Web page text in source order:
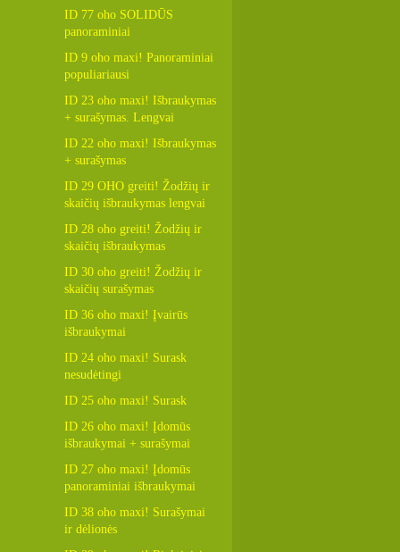
ID 77 oho SOLIDŪS
panoraminiai
ID 9 oho maxi! Panoraminiai
populiariausi
ID 23 oho maxi! Išbraukymas
+ surašymas. Lengvai
ID 22 oho maxi! Išbraukymas
+ surašymas
ID 29 OHO greiti! Žodžių ir
skaičių išbraukymas lengvai
ID 28 oho greiti! Žodžių ir
skaičių išbraukymas
ID 30 oho greiti! Žodžių ir
skaičių surašymas
ID 36 oho maxi! Įvairūs
išbraukymai
ID 24 oho maxi! Surask
nesudėtingi
ID 25 oho maxi! Surask
ID 26 oho maxi! Įdomūs
išbraukymai + surašymai
ID 27 oho maxi! Įdomūs
panoraminiai išbraukymai
ID 38 oho maxi! Surašymai
ir dėlionės